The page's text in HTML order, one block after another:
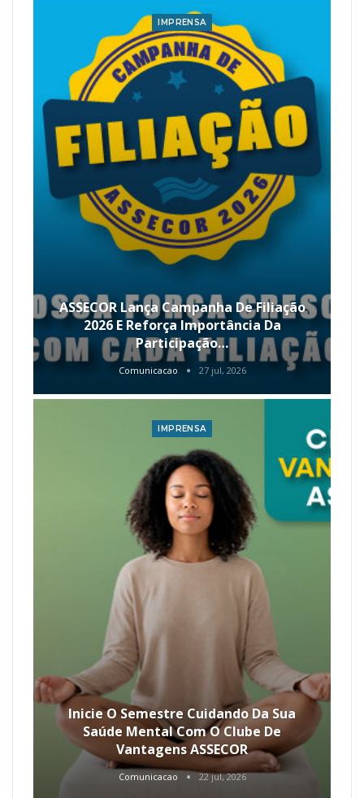
IMPRENSA
ASSECOR Lança Campanha De Filiação
2026 E Reforça Importância Da
Participação…
Comunicacao 27 jul, 2026
IMPRENSA
Inicie O Semestre Cuidando Da Sua
Saúde Mental Com O Clube De
Vantagens ASSECOR
Comunicacao 22 jul, 2026